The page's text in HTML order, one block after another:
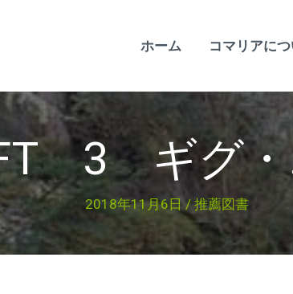
ホーム コマリアに
3 ギグ・
2018年11月6日 /推薦図書